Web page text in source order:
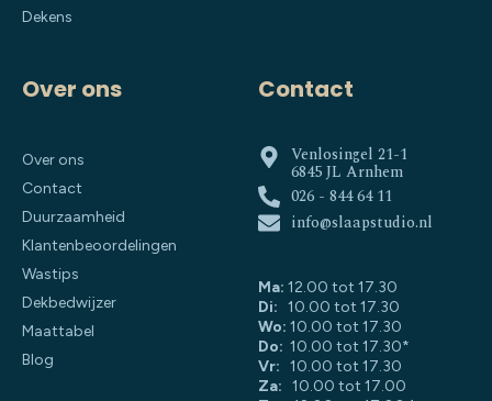
Dekens
Over ons
Over ons
Contact
Duurzaamheid
Klantenbeoordelingen
Wastips
Dekbedwijzer
Maattabel
Blog
Contact
Venlosingel 21-1
6845 JL Arnhem
026 - 844 64 11
info@slaapstudio.nl
Ma: 12.00 tot 17.30
Di: 10.00 tot 17.30
Wo: 10.00 tot 17.30
Do: 10.00 tot 17.30*
Vr: 10.00 tot 17.30
Za: 10.00 tot 17.00